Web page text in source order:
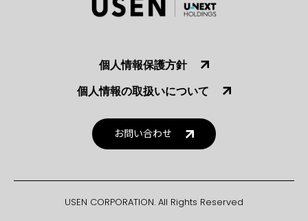
個人情報保護方針
個人情報の取扱いについて
お問い合わせ
USEN CORPORATION. All Rights Reserved